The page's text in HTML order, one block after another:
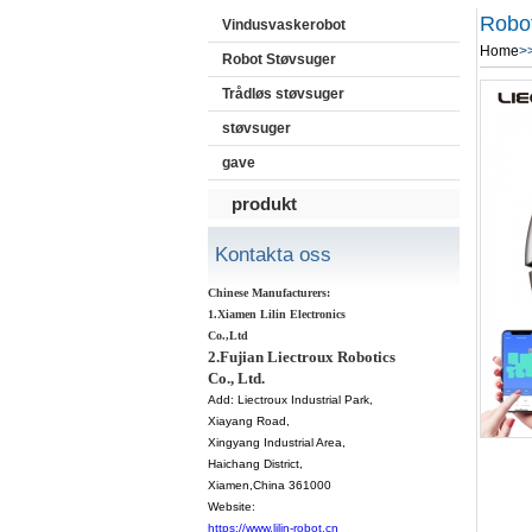
Vindusvaskerobot
Robot Støvsuger
Trådløs støvsuger
støvsuger
gave
produkt
Kontakta oss
Chinese Manufacturers:
1.Xiamen Lilin Electronics
Co.,Ltd
2.Fujian Liectroux Robotics
Co., Ltd.
Add: Liectroux Industrial Park,
Xiayang Road,
Xingyang Industrial Area,
Haichang District,
Xiamen ,China 361000
Website:
https://www.lilin-robot.cn
Home